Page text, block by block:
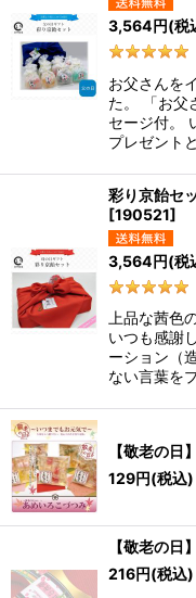
3,564円(税
お父さんを
た。 「お父
セージ付。
プレゼント
彩り京飴セ
[190521]
3,564円(税
上品な茜色
いつも感謝
ーション（
ない言葉を
【敬老の日
129円(税込)
【敬老の日
216円(税込)